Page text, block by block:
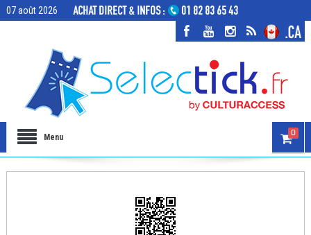
07 août 2026
Menu 0